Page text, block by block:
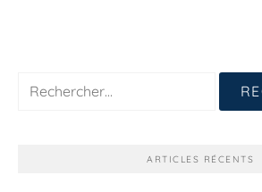
Rechercher :
ARTICLES RÉCENTS